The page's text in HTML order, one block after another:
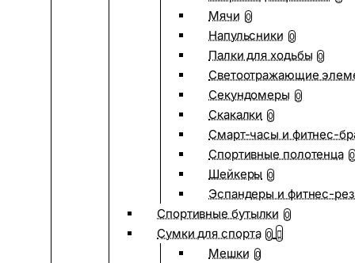
Мячи 0
Напульсники 0
Палки для ходьбы 0
Светоотражающие
Секундомеры 0
Скакалки 0
Смарт-часы и фитнес-
Спортивные полотенца 0
Шейкеры 0
Эспандеры и фитнес-
Спортивные бутылки 0
Сумки для спорта 0
Мешки 0